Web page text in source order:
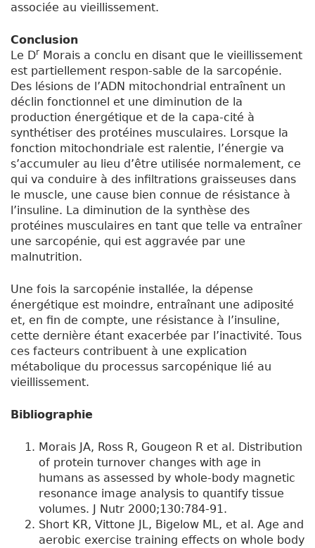
associée au vieillissement.
Conclusion
Le Dr Morais a conclu en disant que le vieillissement
est partiellement respon-sable de la sarcopénie.
Des lésions de l’ADN mitochondrial entraînent un
déclin fonctionnel et une diminution de la
production énergétique et de la capa-cité à
synthétiser des protéines musculaires. Lorsque la
fonction mitochondriale est ralentie, l’énergie va
s’accumuler au lieu d’être utilisée normalement, ce
qui va conduire à des infiltrations graisseuses dans
le muscle, une cause bien connue de résistance à
l’insuline. La diminution de la synthèse des
protéines musculaires en tant que telle va entraîner
une sarcopénie, qui est aggravée par une
malnutrition.
Une fois la sarcopénie installée, la dépense
énergétique est moindre, entraînant une adiposité
et, en fin de compte, une résistance à l’insuline,
cette dernière étant exacerbée par l’inactivité. Tous
ces facteurs contribuent à une explication
métabolique du processus sarcopénique lié au
vieillissement.
Bibliographie
Morais JA, Ross R, Gougeon R et al. Distribution
of protein turnover changes with age in
humans as assessed by whole-body magnetic
resonance image analysis to quantify tissue
volumes. J Nutr 2000;130:784-91.
Short KR, Vittone JL, Bigelow ML, et al. Age and
aerobic exercise training effects on whole body